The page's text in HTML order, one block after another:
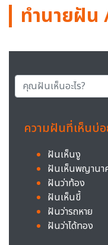
ทำนายฝัน
ความฝันที่เห็นบ่
ฝันเห็นงู
ฝันเห็นพญานา
ฝันว่าท้อง
ฝันเห็นขี้
ฝันว่ารถหาย
ฝันว่าได้ทอง